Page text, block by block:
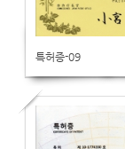
특허증-09